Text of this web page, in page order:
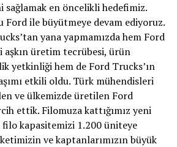
en öncelikli hedefimiz.
ile büyütmeye devam ediyoruz.
yana yapmamızda hem Ford
aşkın üretim tecrübesi, ürün
yetkinliği hem de Ford Trucks’ın
etkili oldu. Türk mühendisleri
ve ülkemizde üretilen Ford
ettik. Filomuza kattığımız yeni
kapasitemizi 1.200 üniteye
ve kaptanlarımızın büyük